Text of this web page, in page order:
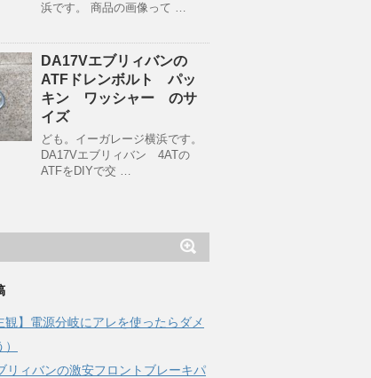
浜です。 商品の画像って …
DA17Vエブリィバンの
ATFドレンボルト パッ
キン ワッシャー のサ
イズ
ども。イーガレージ横浜です。
DA17Vエブリィバン 4ATの
ATFをDIYで交 …
観】電源分岐にアレを使ったらダメ
リィバンの激安フロントブレーキパ